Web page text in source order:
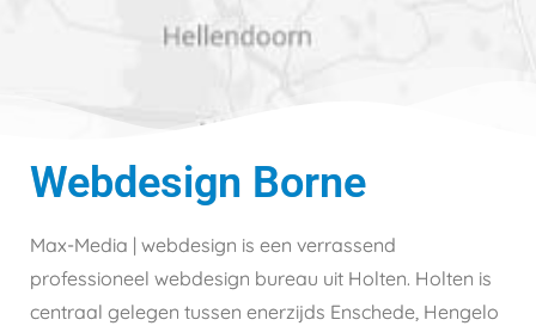
Webdesign Borne
Max-Media | webdesign is een verrassend
professioneel webdesign bureau uit Holten. Holten is
centraal gelegen tussen enerzijds Enschede, Hengelo